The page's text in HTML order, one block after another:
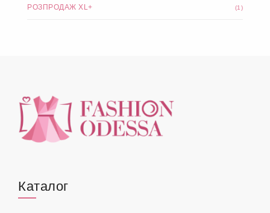
РОЗПРОДАЖ XL+ (1)
Каталог